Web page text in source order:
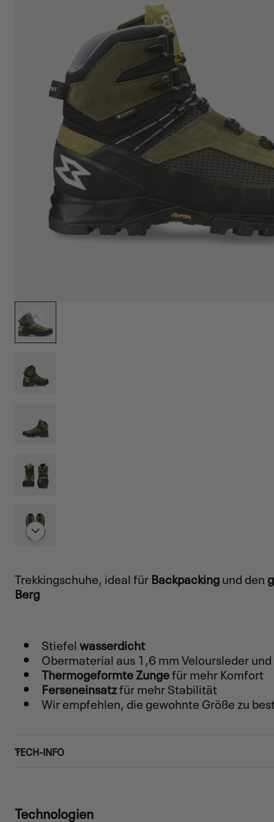
Trekkingschuhe, ideal für Backpackingund den
Berg
Stiefelwasserdicht
Obermaterial aus 1,6 mm Veloursleder
Thermogeformte Zungefür mehr Komfort
Ferseneinsatzfür mehr Stabilität
Wir empfehlen, die gewohnte Größe zu
TECH-INFO
Technologien